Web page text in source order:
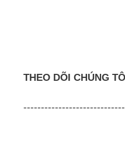
THEO DÕI CHÚNG